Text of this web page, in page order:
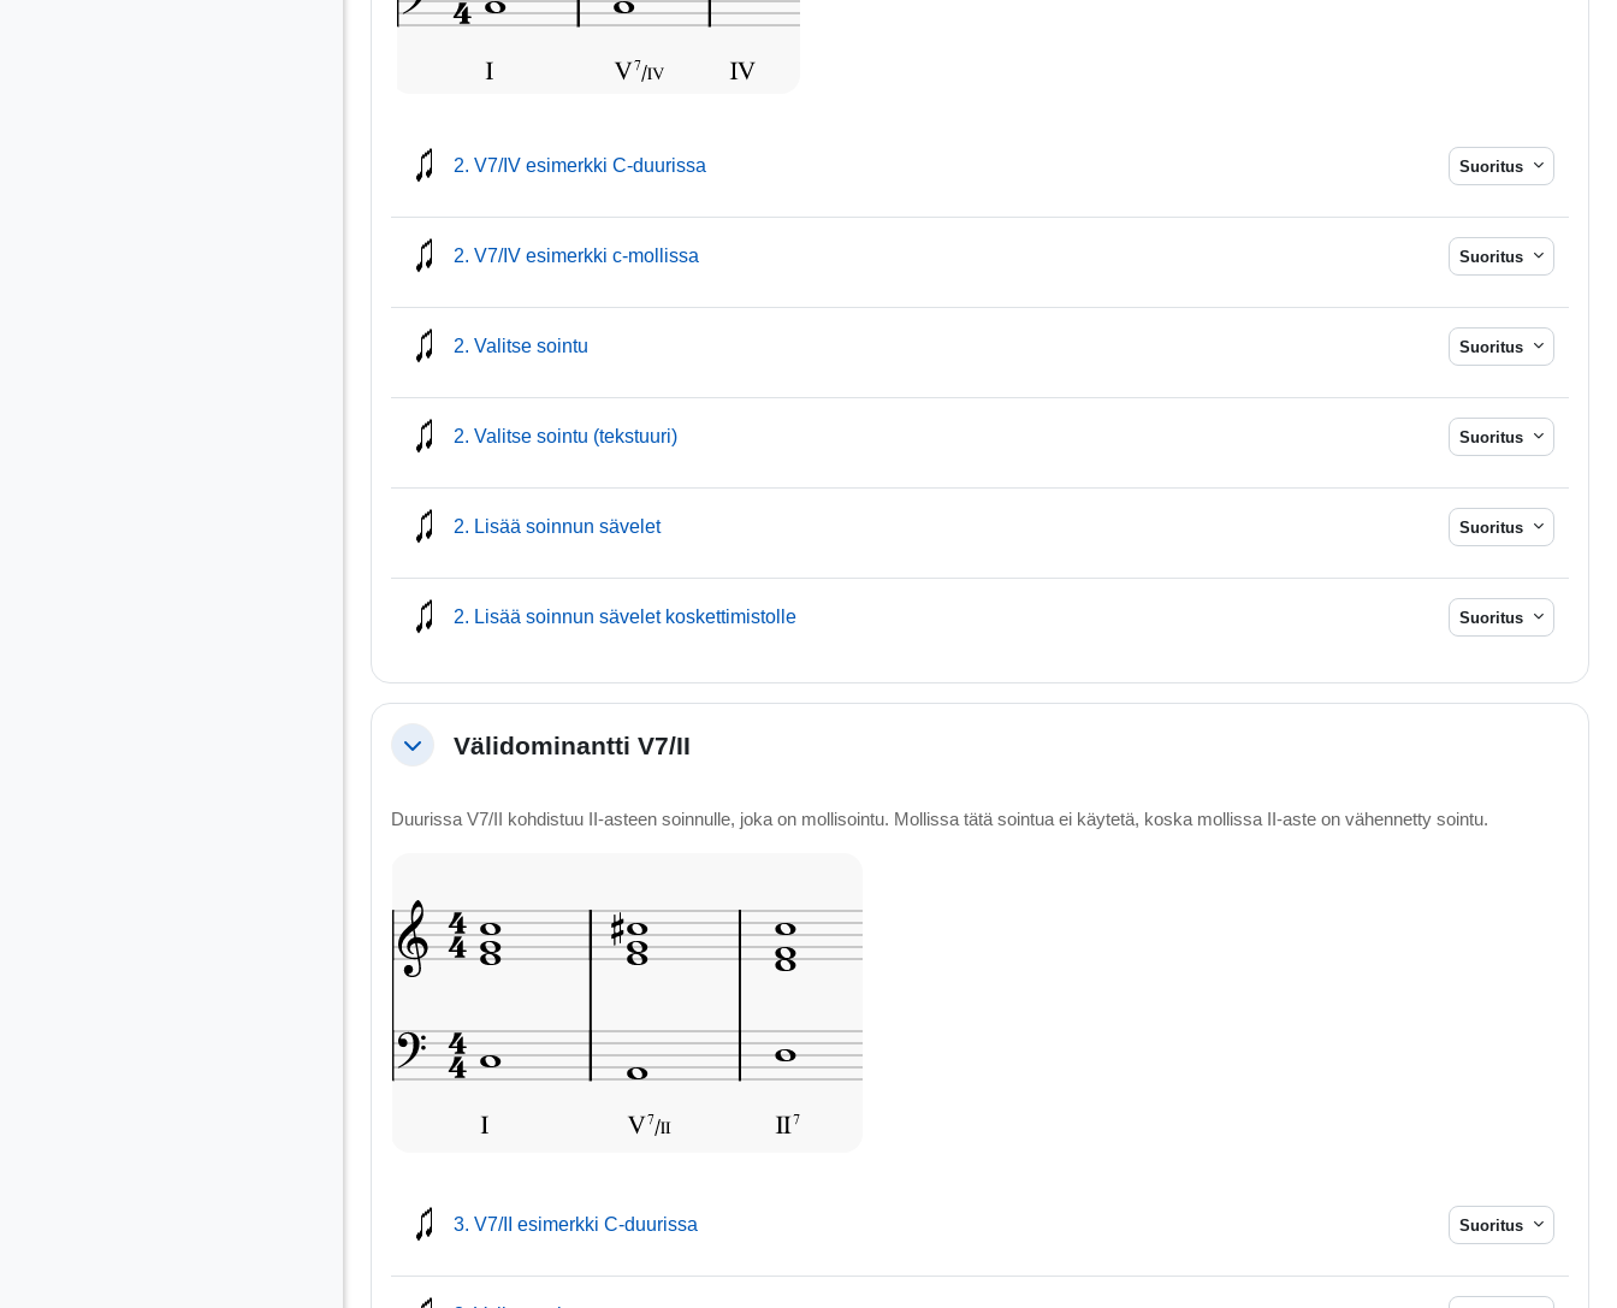
2. V7/IV esimerkki C-duurissa Suoritus
2. V7/IV esimerkki c-mollissa Suoritus
2. Valitse sointu Suoritus
2. Valitse sointu (tekstuuri)mmusic Suoritus
2. Lisää soinnun säveletmmusic Suoritus
2. Lisää soinnun sävelet koskettimistollemmusic Suoritus
TiivistäVälidominantti V7/II
Duurissa V7/II kohdistuu II-asteen soinnulle, joka on mollisointu. Mollissa tätä sointua ei käytetä, koska mollissa II-aste on vähennetty sointu.
3. V7/II esimerkki C-duurissa Suoritus